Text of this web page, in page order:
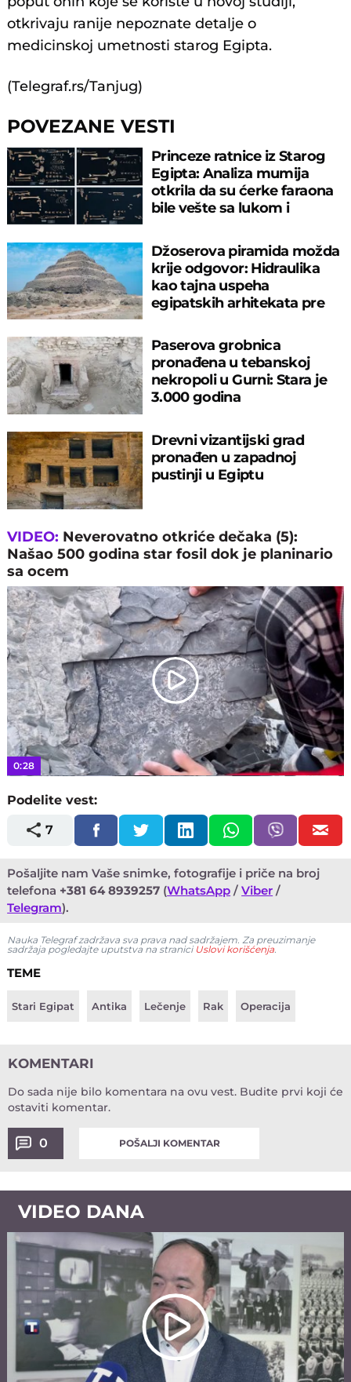
otkrivaju ranije nepoznate detalje o
medicinskoj umetnosti starog Egipta.
(Telegraf.rs/Tanjug)
POVEZANE VESTI
Princeze ratnice iz Starog
Egipta: Analiza mumija
otkrila da su ćerke faraona
bile vešte sa lukom i
Džoserova piramida možda
krije odgovor: Hidraulika
kao tajna uspeha
egipatskih arhitekata pre
Paserova grobnica
pronađena u tebanskoj
nekropoli u Gurni: Stara je
3.000 godina
Drevni vizantijski grad
pronađen u zapadnoj
pustinji u Egiptu
VIDEO: Neverovatno otkriće dečaka (5):
Našao 500 godina star fosil dok je planinario
sa ocem
Play
Video
0:28
Podelite vest:
7
Pošaljite nam Vaše snimke, fotografije i priče na broj
telefona +381 64 8939257 (WhatsApp /Viber /
Telegram).
Nauka Telegraf zadržava sva prava nad sadržajem. Za preuzimanje
sadržaja pogledajte uputstva na stranici Uslovi korišćenja
TEME
Stari Egipat Antika Lečenje Rak Operacija
KOMENTARI
Do sada nije bilo komentara na ovu vest. Budite prvi koji će
ostaviti komentar.
0 POŠALJI KOMENTAR
VIDEO DANA